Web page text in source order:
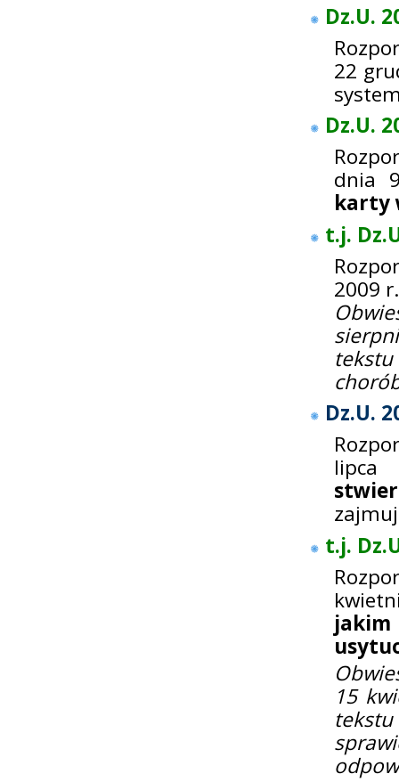
Dz.U.
22
Dz.U.
dnia
karty
t.j.
2009
Dz.U.
lipca
t.j.
15